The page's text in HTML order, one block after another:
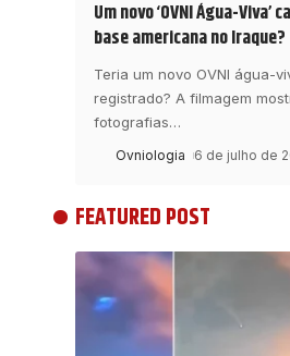
Um novo ‘OVNI Água-Viva’
base americana no Iraque?
Teria um novo OVNI água-
registrado? A filmagem
fotografias…
Ovniologia 6 de julho de
FEATURED POST